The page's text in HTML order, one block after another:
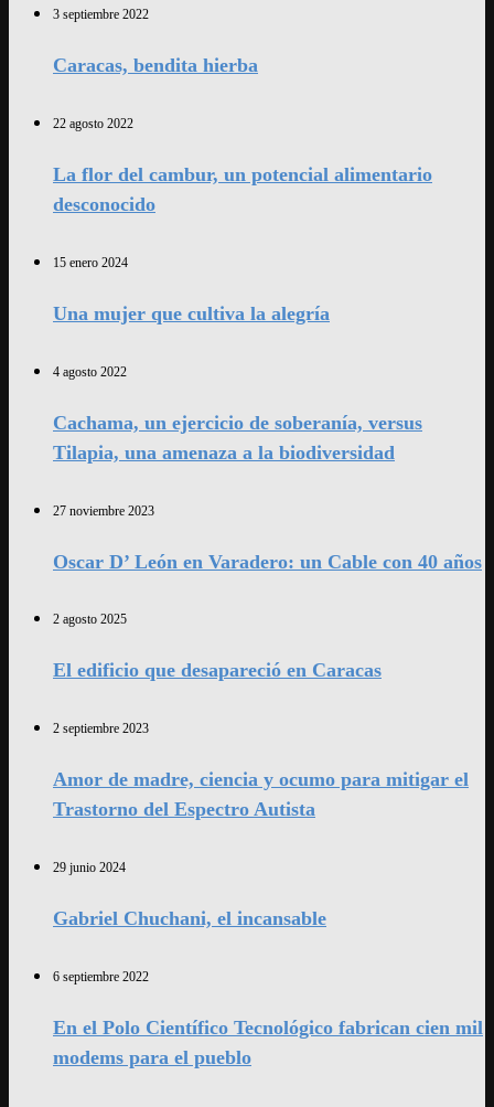
3 septiembre 2022
Caracas, bendita hierba
22 agosto 2022
La flor del cambur, un potencial alimentario
desconocido
15 enero 2024
Una mujer que cultiva la alegría
4 agosto 2022
Cachama, un ejercicio de soberanía, versus
Tilapia, una amenaza a la biodiversidad
27 noviembre 2023
Oscar D’ León en Varadero: un Cable con 40 años
2 agosto 2025
El edificio que desapareció en Caracas
2 septiembre 2023
Amor de madre, ciencia y ocumo para mitigar el
Trastorno del Espectro Autista
29 junio 2024
Gabriel Chuchani, el incansable
6 septiembre 2022
En el Polo Científico Tecnológico fabrican cien mil
modems para el pueblo